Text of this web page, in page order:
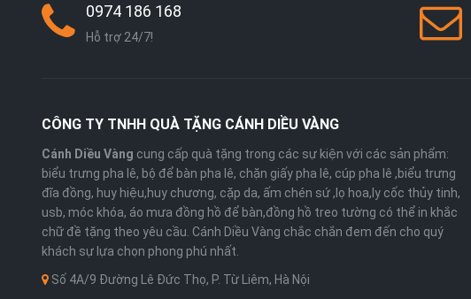
0974 186 168
Hỗ trợ 24/7!
CÔNG TY TNHH QUÀ TẶNG CÁNH DIỀU VÀNG
Cánh Diều Vàng cung cấp quà tặng trong các sự kiện với các sản phẩm:
biểu trưng pha lê, bộ để bàn pha lê, chặn giấy pha lê, cúp pha lê ,biểu trưng
đĩa đồng, huy hiệu,huy chương, cặp da, ấm chén sứ ,lọ hoa,ly cốc thủy tinh,
usb, móc khóa, áo mưa đồng hồ để bàn,đồng hồ treo tường có thể in khắc
chữ đề tặng theo yêu cầu. Cánh Diều Vàng chắc chắn đem đến cho quý
khách sự lựa chọn phong phú nhất.
Số 4A/9 Đường Lê Đức Thọ, P. Từ Liêm, Hà Nội